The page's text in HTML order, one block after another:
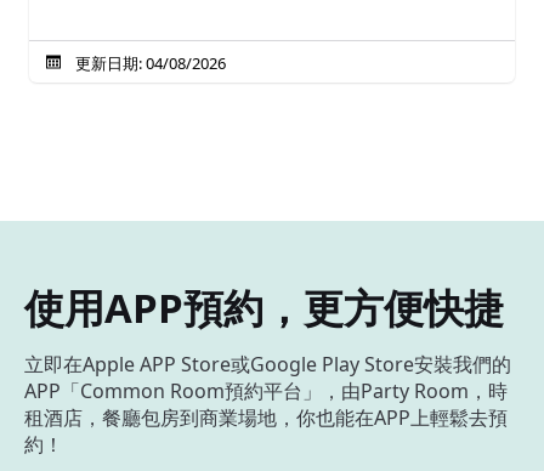
更新日期: 04/08/2026
使用APP預約，更方便快捷
立即在Apple APP Store或Google Play Store安裝我們的
APP「Common Room預約平台」，由Party Room，時
租酒店，餐廳包房到商業場地，你也能在APP上輕鬆去預
約！